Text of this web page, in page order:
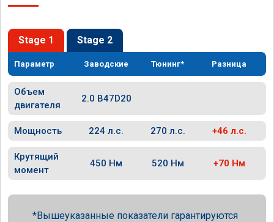
Stage 1 Stage 2
Параметр Заводские Тюнинг* Разница
Объем
двигателя
2.0 B47D20
Мощность 224 л.с. 270 л.с. +46 л.с.
Крутящий
момент
450 Нм 520 Нм +70 Нм
Вышеуказанные показатели гарантируются